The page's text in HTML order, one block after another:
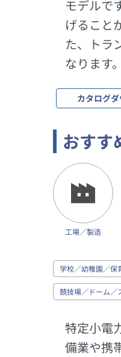
モデルで
げること
た、トラ
なります。
カタログ
おすす
工場／製造
学校／幼稚園／保
競技場／ドーム／
特定小電
備業や携